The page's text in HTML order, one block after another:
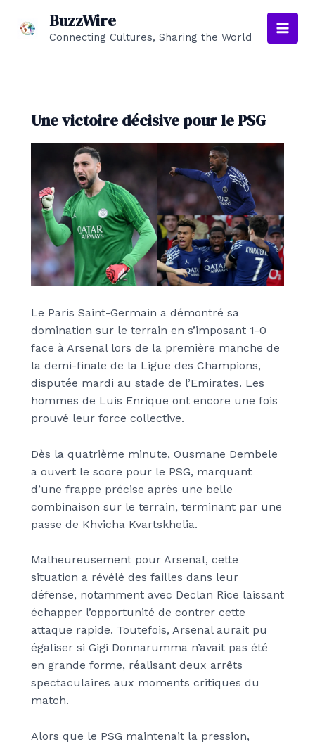
BuzzWire
Connecting Cultures, Sharing the World
Main
Une victoire décisive pour le PSG
Le Paris Saint-Germain a démontré sa
domination sur le terrain en s’imposant 1-0
face à Arsenal lors de la première manche de
la demi-finale de la Ligue des Champions,
disputée mardi au stade de l’Emirates. Les
hommes de Luis Enrique ont encore une fois
prouvé leur force collective.
Dès la quatrième minute, Ousmane Dembele
a ouvert le score pour le PSG, marquant
d’une frappe précise après une belle
combinaison sur le terrain, terminant par une
passe de Khvicha Kvartskhelia.
Malheureusement pour Arsenal, cette
situation a révélé des failles dans leur
défense, notamment avec Declan Rice laissant
échapper l’opportunité de contrer cette
attaque rapide. Toutefois, Arsenal aurait pu
égaliser si Gigi Donnarumma n’avait pas été
en grande forme, réalisant deux arrêts
spectaculaires aux moments critiques du
match.
Alors que le PSG maintenait la pression,